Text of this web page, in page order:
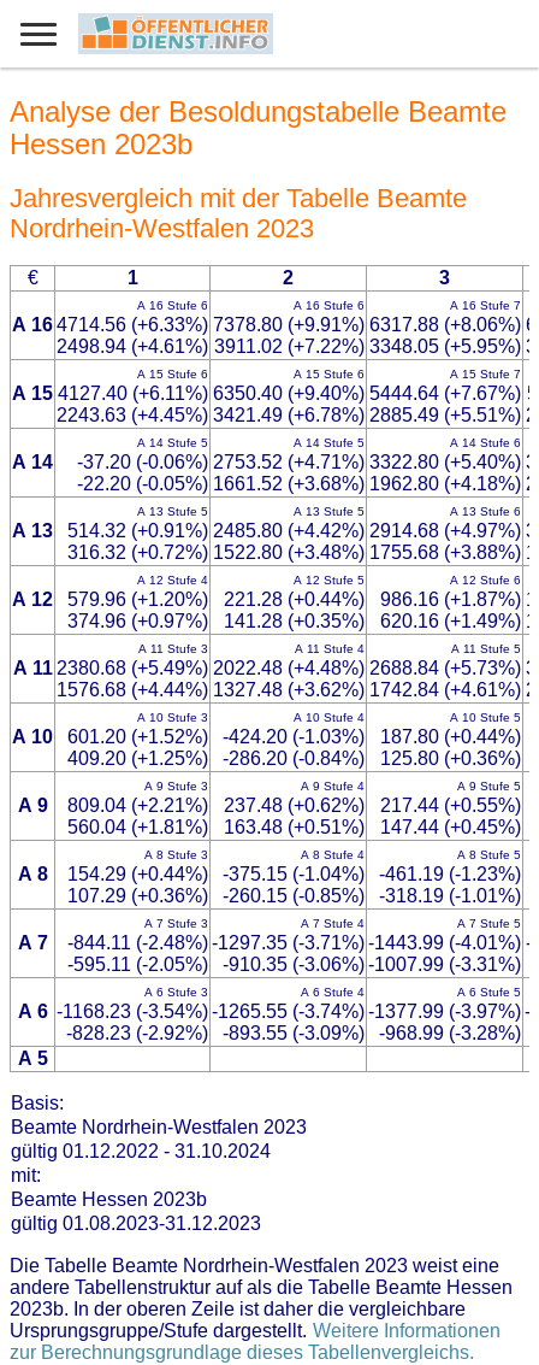
Analyse der Besoldungstabelle Beamte
Hessen 2023b
Jahresvergleich mit der Tabelle Beamte
Nordrhein-Westfalen 2023
€ 1 2 3
A 16
A 16 Stufe 6
4714.56 (+6.33%)
2498.94 (+4.61%)
A 16 Stufe 6
7378.80 (+9.91%)
3911.02 (+7.22%)
A 16 Stufe 7
6317.88 (+8.06%)
3348.05 (+5.95%)
A 15
A 15 Stufe 6
4127.40 (+6.11%)
2243.63 (+4.45%)
A 15 Stufe 6
6350.40 (+9.40%)
3421.49 (+6.78%)
A 15 Stufe 7
5444.64 (+7.67%)
2885.49 (+5.51%)
A 14
A 14 Stufe 5
-37.20 (-0.06%)
-22.20 (-0.05%)
A 14 Stufe 5
2753.52 (+4.71%)
1661.52 (+3.68%)
A 14 Stufe 6
3322.80 (+5.40%)
1962.80 (+4.18%)
A 13
A 13 Stufe 5
514.32 (+0.91%)
316.32 (+0.72%)
A 13 Stufe 5
2485.80 (+4.42%)
1522.80 (+3.48%)
A 13 Stufe 6
2914.68 (+4.97%)
1755.68 (+3.88%)
A 12
A 12 Stufe 4
579.96 (+1.20%)
374.96 (+0.97%)
A 12 Stufe 5
221.28 (+0.44%)
141.28 (+0.35%)
A 12 Stufe 6
986.16 (+1.87%)
620.16 (+1.49%)
A 11
A 11 Stufe 3
2380.68 (+5.49%)
1576.68 (+4.44%)
A 11 Stufe 4
2022.48 (+4.48%)
1327.48 (+3.62%)
A 11 Stufe 5
2688.84 (+5.73%)
1742.84 (+4.61%)
A 10
A 10 Stufe 3
601.20 (+1.52%)
409.20 (+1.25%)
A 10 Stufe 4
-424.20 (-1.03%)
-286.20 (-0.84%)
A 10 Stufe 5
187.80 (+0.44%)
125.80 (+0.36%)
A 9
A 9 Stufe 3
809.04 (+2.21%)
560.04 (+1.81%)
A 9 Stufe 4
237.48 (+0.62%)
163.48 (+0.51%)
A 9 Stufe 5
217.44 (+0.55%)
147.44 (+0.45%)
A 8
A 8 Stufe 3
154.29 (+0.44%)
107.29 (+0.36%)
A 8 Stufe 4
-375.15 (-1.04%)
-260.15 (-0.85%)
A 8 Stufe 5
-461.19 (-1.23%)
-318.19 (-1.01%)
A 7
A 7 Stufe 3
-844.11 (-2.48%)
-595.11 (-2.05%)
A 7 Stufe 4
-1297.35 (-3.71%)
-910.35 (-3.06%)
A 7 Stufe 5
-1443.99 (-4.01%)
-1007.99 (-3.31%)
-
A 6
A 6 Stufe 3
-1168.23 (-3.54%)
-828.23 (-2.92%)
A 6 Stufe 4
-1265.55 (-3.74%)
-893.55 (-3.09%)
A 6 Stufe 5
-1377.99 (-3.97%)
-968.99 (-3.28%)
-
A 5
Basis:
Beamte Nordrhein-Westfalen 2023
gültig 01.12.2022 - 31.10.2024
mit:
Beamte Hessen 2023b
gültig 01.08.2023-31.12.2023
Die Tabelle Beamte Nordrhein-Westfalen 2023 weist eine
andere Tabellenstruktur auf als die Tabelle Beamte Hessen
2023b. In der oberen Zeile ist daher die vergleichbare
Ursprungsgruppe/Stufe dargestellt. Weitere Informationen
zur Berechnungsgrundlage dieses Tabellenvergleichs.